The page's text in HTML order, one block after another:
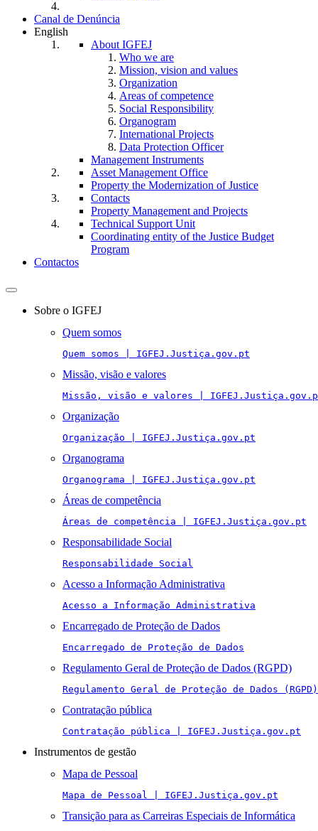
Canal de Denúncia
English
About IGFEJ
Who we are
Mission, vision and values
Organization
Areas of competence
Social Responsibility
Organogram
International Projects
Data Protection Officer
Management Instruments
Asset Management Office
Property the Modernization of Justice
Contacts
Property Management and Projects
Technical Support Unit
Coordinating entity of the Justice Budget
Program
Contactos
Toggle
navigationSobre o IGFEJ
Quem somos
Quem somos | IGFEJ.Justiça.gov.pt
Missão, visão e valores
Missão, visão e valores |
Organização
Organização | IGFEJ.Justiça.gov.pt
Organograma
Organograma | IGFEJ.Justiça.gov.pt
Áreas de competência
Áreas de competência | IGFEJ.Justiça.gov.pt
Responsabilidade Social
Responsabilidade Social
Acesso a Informação Administrativa
Acesso a Informação Administrativa
Encarregado de Proteção de Dados
Encarregado de Proteção de Dados
Regulamento Geral de Proteção de Dados (RGPD)
Regulamento Geral de Proteção de Dados (RGPD)
Contratação pública
Contratação pública | IGFEJ.Justiça.gov.pt
Instrumentos de gestão
Mapa de Pessoal
Mapa de Pessoal | IGFEJ.Justiça.gov.pt
Transição para as Carreiras Especiais de Informática